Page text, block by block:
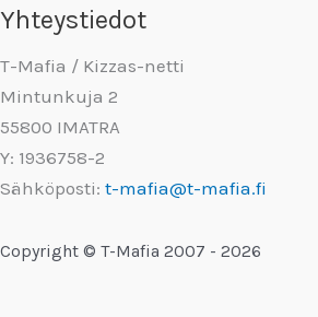
Yhteystiedot
T-Mafia / Kizzas-netti
Mintunkuja 2
55800 IMATRA
Y: 1936758-2
Sähköposti: t-mafia@t-mafia.fi
Copyright © T-Mafia 2007 - 2026